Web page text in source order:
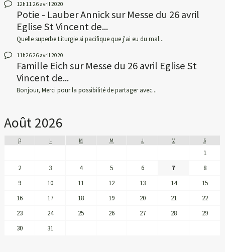
12h1126 avril 2020
Potie - Lauber AnnicksurMesse du 26 avril
Eglise St Vincent de...
Quelle superbe Liturgie si pacifique que j'ai eu du mal...
11h2626 avril 2020
Famille EichsurMesse du 26 avril Eglise St
Vincent de...
Bonjour, Merci pour la possibilité de partager avec...
Août 2026
D L M M J V S
1
2
3 4 5 6 7
8
9
10 11 12 13 14
15
16
17 18 19 20 21
22
23
24 25 26 27 28
29
30
31